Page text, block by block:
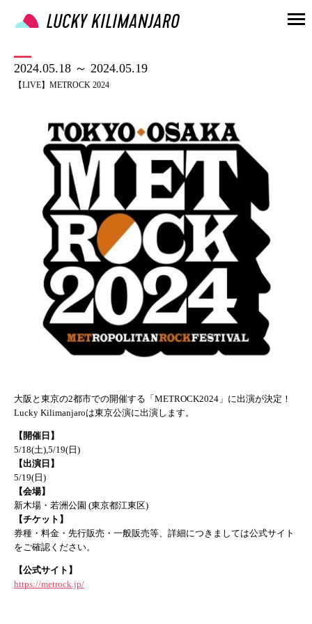
2024.05.18 ～ 2024.05.19
【LIVE】METROCK 2024
大阪と東京の2都市での開催する「METROCK2024」に出演が決定！
Lucky Kilimanjaroは東京公演に出演します。
【開催日】
5/18(土),5/19(日)
【出演日】
5/19(日)
【会場】
新木場・若洲公園 (東京都江東区)
【チケット】
券種・料金・先行販売・一般販売等、詳細につきましては公式サイト
をご確認ください。
【公式サイト】
https://metrock.jp/